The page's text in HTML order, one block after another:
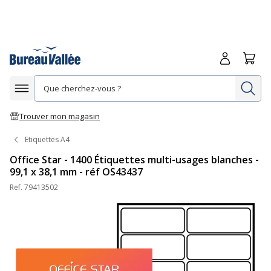
Afficher la navigation
Trouver mon magasin
Me
Etiquettes A4
Office Star - 1400 Étiquettes multi-usages blanches -
99,1 x 38,1 mm - réf OS43437
Ref. 79413502